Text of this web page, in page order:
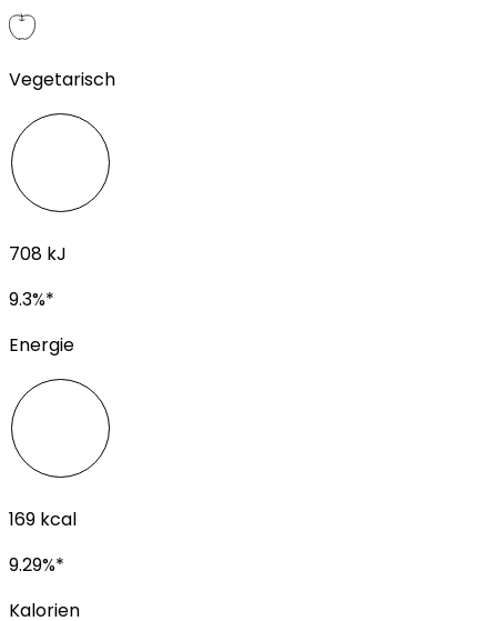
Vegetarisch
708 kJ
9.3%*
Energie
169 kcal
9.29%*
Kalorien